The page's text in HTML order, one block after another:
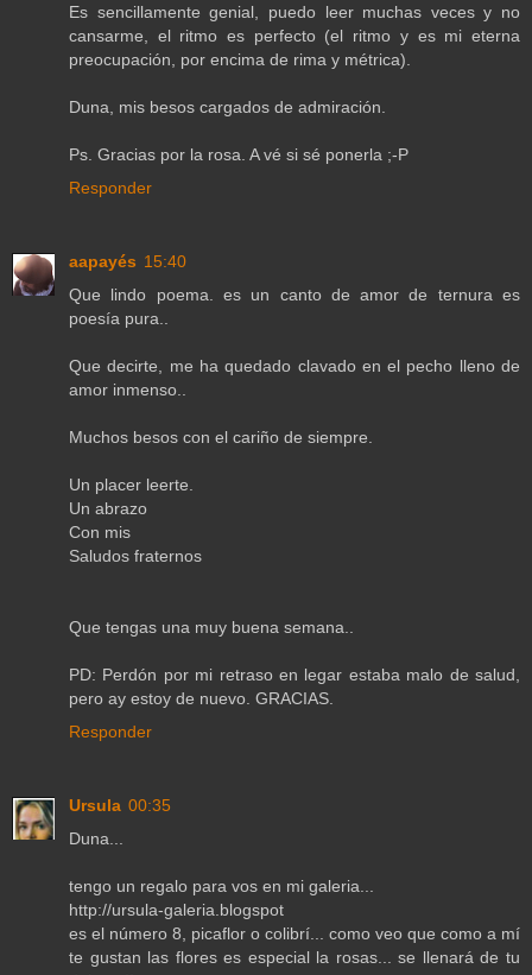
Es sencillamente genial, puedo leer muchas veces y no
cansarme, el ritmo es perfecto (el ritmo y es mi eterna
preocupación, por encima de rima y métrica).
Duna, mis besos cargados de admiración.
Ps. Gracias por la rosa. A vé si sé ponerla ;-P
Responder
aapayés 15:40
Que lindo poema. es un canto de amor de ternura es
poesía pura..
Que decirte, me ha quedado clavado en el pecho lleno de
amor inmenso..
Muchos besos con el cariño de siempre.
Un placer leerte.
Un abrazo
Con mis
Saludos fraternos
Que tengas una muy buena semana..
PD: Perdón por mi retraso en legar estaba malo de salud,
pero ay estoy de nuevo. GRACIAS.
Responder
Ursula 00:35
Duna...
tengo un regalo para vos en mi galeria...
http://ursula-galeria.blogspot
es el número 8, picaflor o colibrí... como veo que como a mí
te gustan las flores es especial la rosas... se llenará de tu